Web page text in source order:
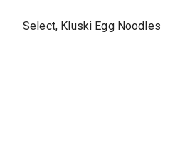
Select, Kluski Egg Noodles